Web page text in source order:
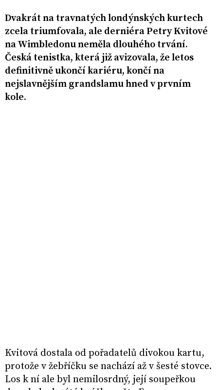
Dvakrát na travnatých londýnských kurtech
zcela triumfovala, ale derniéra Petry Kvitové
na Wimbledonu neměla dlouhého trvání.
Česká tenistka, která již avizovala, že letos
definitivně ukončí kariéru, končí na
nejslavnějším grandslamu hned v prvním
kole.
Kvitová dostala od pořadatelů divokou kartu,
protože v žebříčku se nachází až v šesté stovce.
Los k ní ale byl nemilosrdný, její soupeřkou